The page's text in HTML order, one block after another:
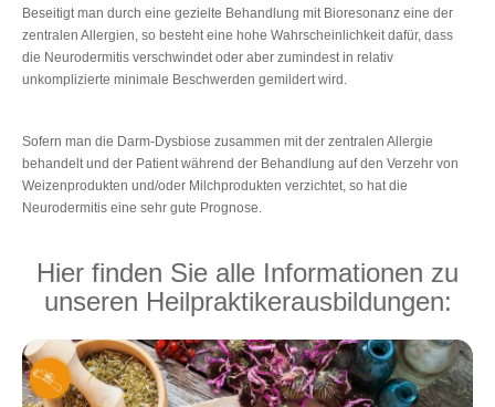
Beseitigt man durch eine gezielte Behandlung mit Bioresonanz eine der
zentralen Allergien, so besteht eine hohe Wahrscheinlichkeit dafür, dass
die Neurodermitis verschwindet oder aber zumindest in relativ
unkomplizierte minimale Beschwerden gemildert wird.
Sofern man die Darm-Dysbiose zusammen mit der zentralen Allergie
behandelt und der Patient während der Behandlung auf den Verzehr von
Weizenprodukten und/oder Milchprodukten verzichtet, so hat die
Neurodermitis eine sehr gute Prognose.
Hier finden Sie alle Informationen zu
unseren Heilpraktikerausbildungen: